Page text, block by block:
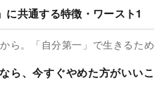
に共通する特徴・ワースト1
ら。「自分第一」で生きるため
ら、今すぐやめた方がいいこ